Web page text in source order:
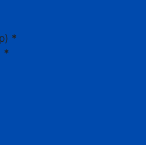
*
*